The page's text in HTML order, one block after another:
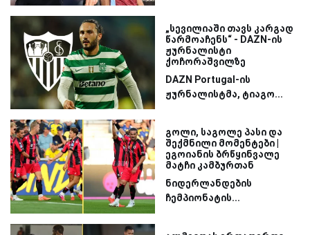
„სევილიაში თავს კარგად
წარმოაჩენს“ - DAZN-ის
ჟურნალისტი
ქოჩორაშვილზე
DAZN Portugal-ის
ჟურნალისტმა, ტიაგო...
გოლი, საგოლე პასი და
შექმნილი მომენტები |
ეგოიანის ბრწყინვალე
მატჩი კამბურთან
ნიდერლანდების
ჩემპიონატის...